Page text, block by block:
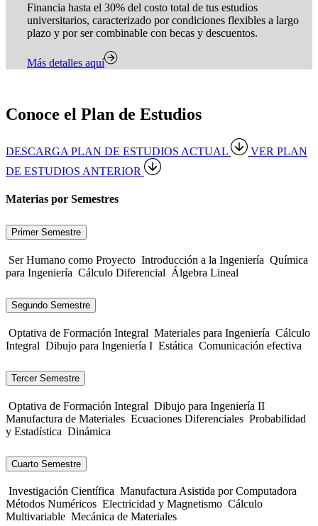
Financia hasta el 30% del costo total de tus estudios
universitarios, caracterizado por condiciones flexibles a largo
plazo y por ser combinable con becas y descuentos.
Más detalles aquí
Conoce el Plan de Estudios
DESCARGA PLAN DE ESTUDIOS ACTUAL
VER PLAN
DE ESTUDIOS ANTERIOR
Materias por Semestres
Primer Semestre
Ser Humano como Proyecto Introducción a la Ingeniería Química
para Ingeniería Cálculo Diferencial Álgebra Lineal
Segundo Semestre
Optativa de Formación Integral Materiales para Ingeniería Cálculo
Integral Dibujo para Ingeniería I Estática Comunicación efectiva
Tercer Semestre
Optativa de Formación Integral Dibujo para Ingeniería II
Manufactura de Materiales Ecuaciones Diferenciales Probabilidad
y Estadística Dinámica
Cuarto Semestre
Investigación Científica Manufactura Asistida por Computadora
Métodos Numéricos Electricidad y Magnetismo Cálculo
Multivariable Mecánica de Materiales